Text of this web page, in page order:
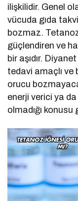
ilişkilidir. Genel
vücuda gıda
bozmaz. Tetanoz
güçlendiren ve
bir aşıdır.
tedavi amaçlı ve
orucu
enerji verici ya
olmadığı konusu